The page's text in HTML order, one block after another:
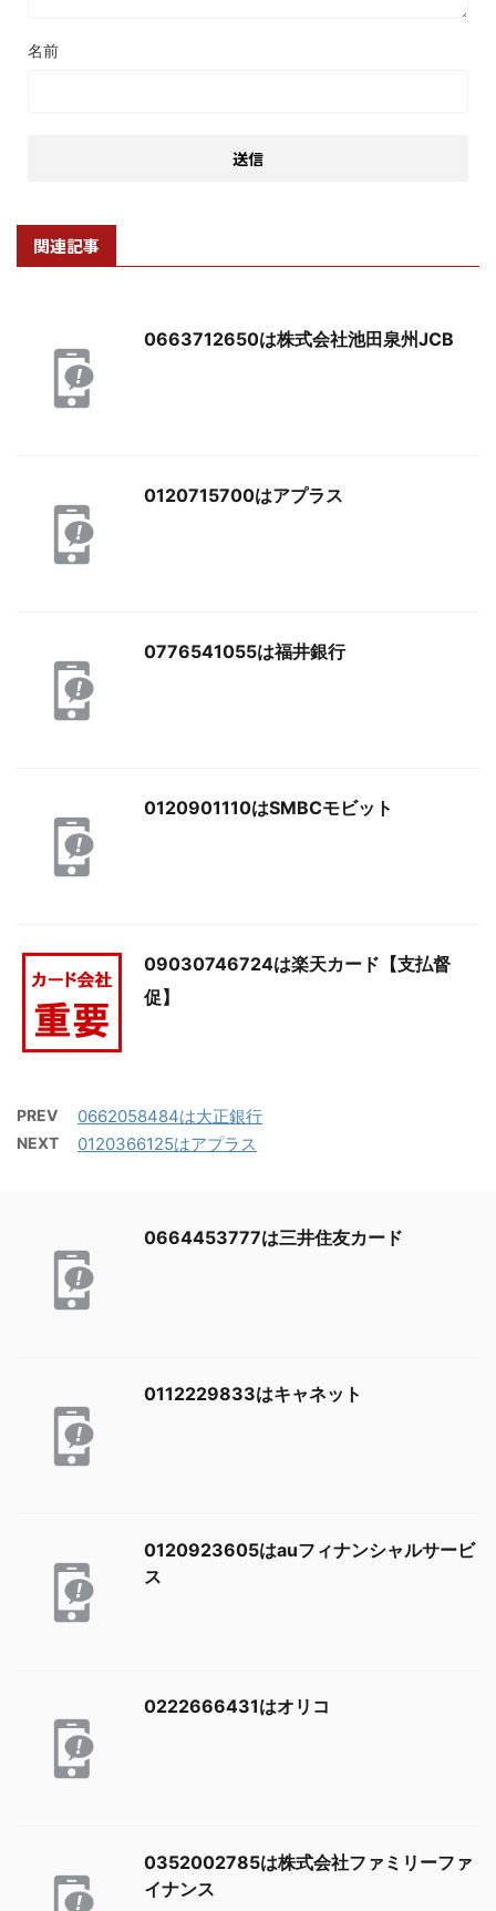
名前
関連記事
0663712650は株式会社池田泉州JCB
0120715700はアプラス
0776541055は福井銀行
0120901110はSMBCモビット
09030746724は楽天カード【支払督
促】
PREV 0662058484は大正銀行
NEXT 0120366125はアプラス
0664453777は三井住友カード
0112229833はキャネット
0120923605はauフィナンシャルサービ
ス
0222666431はオリコ
0352002785は株式会社ファミリーファ
イナンス